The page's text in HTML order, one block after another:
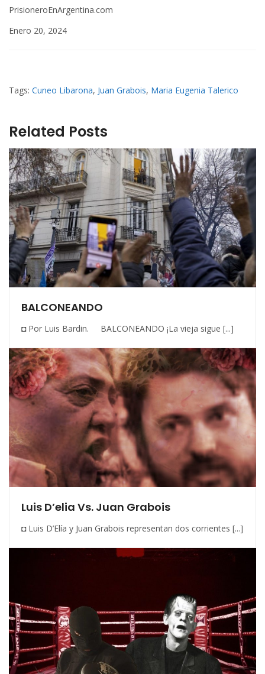
PrisioneroEnArgentina.com
Enero 20, 2024
Tags: Cuneo Libarona, Juan Grabois, Maria Eugenia Talerico
Related Posts
BALCONEANDO
◘ Por Luis Bardin. BALCONEANDO ¡La vieja sigue [...]
Luis D’elia Vs. Juan Grabois
◘ Luis D’Elía y Juan Grabois representan dos corrientes [...]